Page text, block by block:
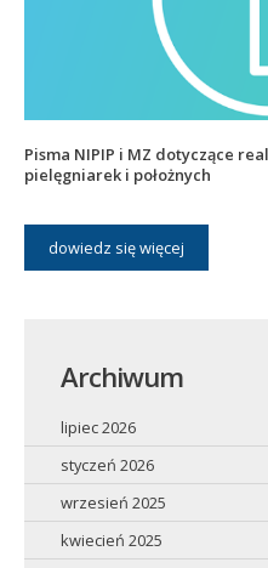
Pisma NIPIP i MZ dotyczące
pielęgniarek i położnych
dowiedz się więcej
Archiwum
lipiec 2026
styczeń 2026
wrzesień 2025
kwiecień 2025